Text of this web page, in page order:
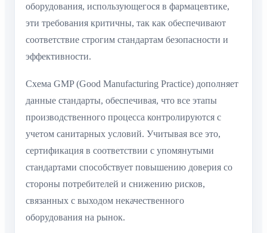
оборудования, использующегося в фармацевтике,
эти требования критичны, так как обеспечивают
соответствие строгим стандартам безопасности и
эффективности.
Схема GMP (Good Manufacturing Practice) дополняет
данные стандарты, обеспечивая, что все этапы
производственного процесса контролируются с
учетом санитарных условий. Учитывая все это,
сертификация в соответствии с упомянутыми
стандартами способствует повышению доверия со
стороны потребителей и снижению рисков,
связанных с выходом некачественного
оборудования на рынок.